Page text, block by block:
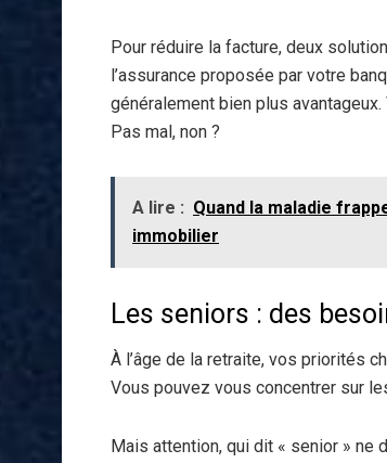
Pour réduire la facture, deux
l’assurance proposée par votre
généralement bien plus
Pas mal, non ?
A lire : Quand la maladie
immobilier
Les seniors : des
À l’âge de la retraite, vos priorités
Vous pouvez vous concentrer sur
Mais attention, qui dit « senior » ne